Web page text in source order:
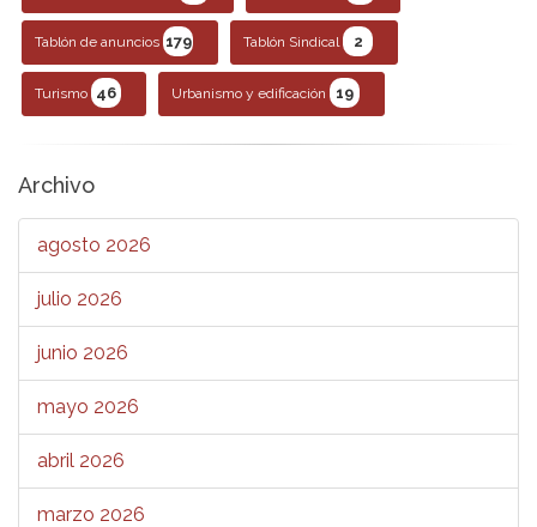
Tablón de anuncios 179 Tablón Sindical 2
Turismo 46 Urbanismo y edificación 19
Archivo
agosto 2026
julio 2026
junio 2026
mayo 2026
abril 2026
marzo 2026